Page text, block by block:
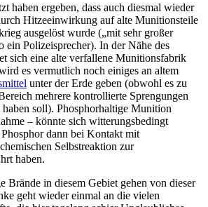
haben ergeben, dass auch diesmal wieder
Hitzeeinwirkung auf alte Munitionsteile
ausgelöst wurde („mit sehr großer
ein Polizeisprecher). In der Nähe des
sich eine alte verfallene Munitionsfabrik
es vermutlich noch einiges an altem
unter der Erde geben (obwohl es zu
mehrere kontrollierte Sprengungen
soll). Phosphorhaltige Munition
– könnte sich witterungsbedingt
dann bei Kontakt mit
Selbstreaktion zur
haben.
Brände in diesem Gebiet gehen von dieser
geht wieder einmal an die vielen